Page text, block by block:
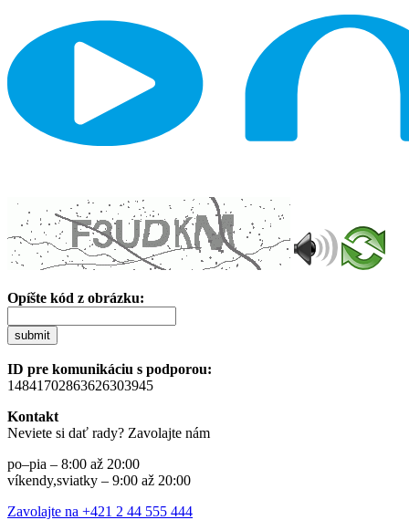
Opíšte kód z obrázku:
submit
ID pre komunikáciu s podporou:
14841702863626303945
Kontakt
Neviete si dať rady? Zavolajte nám
po–pia – 8:00 až 20:00
víkendy,sviatky – 9:00 až 20:00
Zavolajte na +421 2 44 555 444